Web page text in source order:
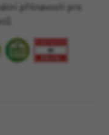
přilnavostí pro